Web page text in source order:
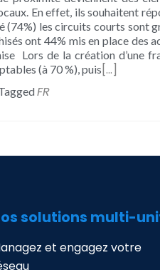
En effet, ils souhaitent
(74%) les circuits courts sont
ont 44% mis en place des
Lors de la création d’une
(à 70 %), puis […]
FR
solutions multi-
et engagez votre